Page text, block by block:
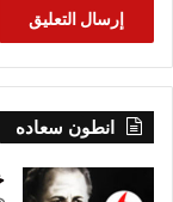
انطون سعاده